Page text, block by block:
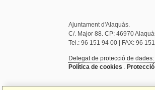
Ajuntament d'Alaquàs.
C/. Major 88. CP: 46970
Tel.: 96 151 94 00 | FAX: 96
Delegat de protecció de
Política de cookies .